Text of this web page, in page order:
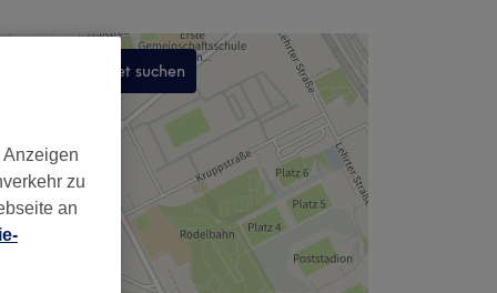
In diesem Gebiet suchen
zu
an